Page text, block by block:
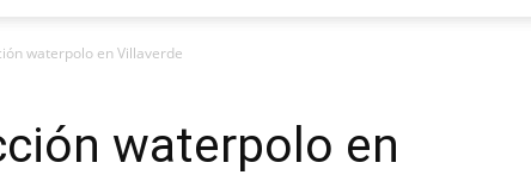
waterpolo en Villaverde
waterpolo en